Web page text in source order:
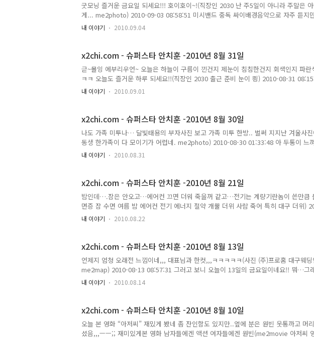
굿모닝 즐거운 금요일 되세요!!! 호이호이~!(직장인 2030 난 주5일이 아니라 주말은
게... me2photo) 2010-09-03 08:58:51 미시밴드 중독 싸이배경음악으로 자주 듣
ㅋㅋ(me2music 연(戀) 중독) 2010-09-03 09:12:46 연(戀) 제가 다니는 회사 (주)프로
투 친구를 소개합니다!!! 서울사랑, 바나나킥도사, 루카, 예감좋은, 최자이너, 효주맘,
템 경영시스템 서비스솔루션 - 대구웨딩연합회 웨딩컨설팅 웨딩플래너 me2photo)
내 이야기 2010.09.04
x2chi.com - 슈퍼스타 안치훈 -2010년 8월 31일
귿~몰잉 에부리우언~ 오늘은 하늘이 구름이 낀건지 제눈이 침침한건지 회색인지 파
ㅋㅋ 오늘도 즐거운 하루 되세요!!(직장인 2030 출근 준비 눈이 쾽) 2010-08-31
는데 일파만파 .. 업그레이드 판도 나오고~! 웨딩팀버젼, 개발팀버젼도 나왔죠…ㅋㅋㅋ
직장인 (주)프로홈 개발팀 개발자 대구웨딩연합회 웨딩플래너 me2photo) 2010-08-
사업부 직장인 2030 me2photo) 2010-08-31 10:55:49 벌써 부터 사무실에…. 스키/
내 이야기 2010.09.01
x2chi.com - 슈퍼스타 안치훈 -2010년 8월 30일
나도 가족 미투나… 달빛태용의 부자사진 보고 가족 미투 한방.. 벌써 지지난 겨울사
동생 한가족이 다 모이기가 어렵네. me2photo) 2010-08-30 01:33:48 아 두통이 느
간을 알수 없는 창문 없는 사무실 에어컨은 빵빵 ^^ 어질 하구만~! 음음 다시 프로젝트
(대구 직장인 2030 두통 월요병 술 창문없는 사무실 (주)프로홈 대구웨딩연합회
내 이야기 2010.08.31
x2chi.com - 슈퍼스타 안치훈 -2010년 8월 21일
밤인데….잠은 안오고…에어컨 끄면 더워 죽을꺼 같고…전기는 계량기란놈이 쓴만큼
면증 잠 수면 여름 밤 에어컨 전기 에너지 절약 개뿔 더위 사람 죽어 특히 대구 더위)
좋은 님이 오늘 진급을 하셨네요~! 축하해요 임주임님…ㅋㅋㅋ(직장인 2030 진급 축하
구웨딩연합회 연구개발부) 2010-08-21 10:20:38 오늘 점심은 쌈밥~ 볶은고기양념과
토요일 근무자 요기요기 붙어요!!! 옙!!!! 토요일 출근 요기요기 붙어라^^ by S 에 남긴
내 이야기 2010.08.22
x2chi.com - 슈퍼스타 안치훈 -2010년 8월 13일
언제지 엄청 오래전 느낌이네,,, 대표님과 한컷,,,ㅋㅋㅋㅋㅋ(사진 (주)프로홈 대구웨
me2map) 2010-08-13 08:57:31 그러고 보니 오늘이 13일의 금요일이네요!! 뭐…그
(13일의 금요일) 2010-08-13 09:21:13 아 커피 먹어야지 커피 컥어야지…커피 커피
바닦나간다… 커피 커피 커피 …. 나에게 커피는 잠을 깨우는 약물일뿐… by 키아누킴
지금은.... me2photo) 2010-08-13 18:31:13 이 글은 슈퍼스타님의 2010년 8월..
내 이야기 2010.08.14
x2chi.com - 슈퍼스타 안치훈 -2010년 8월 10일
오늘 본 영화 “아저씨” 재밌게 봤네 좀 잔인함도 있지만..옆에 분은 원빈 웃통까고 머
셨음,,,ㅡㅡ;; 재미있게본 영화 남자들에겐 액션 여자들에겐 원빈(me2movie 아저씨